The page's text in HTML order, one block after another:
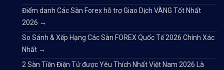
Điểm danh Các Sàn Forex hỗ trợ Giao Dịch VÀNG Tốt Nhất
2026 →
So Sánh & Xếp Hạng Các Sàn FOREX Quốc Tế 2026 Chính Xác
Nhất →
2 Sàn Tiền Điện Tử được Yêu Thích Nhất Việt Nam 2026 Là